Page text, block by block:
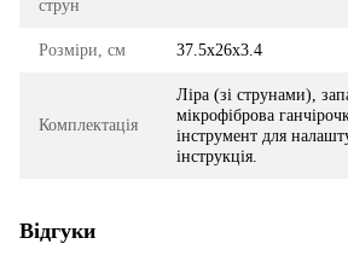
струн
Розміри, см 37.5x26x3.4
Комплектація
Ліра (зі струнами),
мікрофіброва
інструмент для
інструкція.
Відгуки